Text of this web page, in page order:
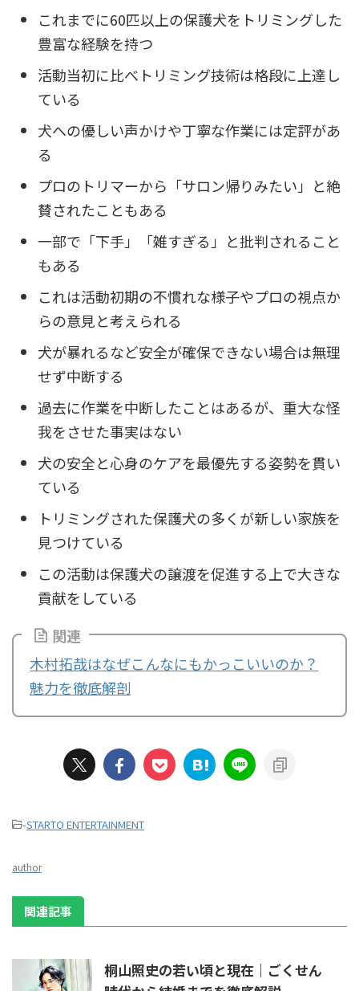
これまでに60匹以上の保護犬をトリミングした
豊富な経験を持つ
活動当初に比べトリミング技術は格段に上達し
ている
犬への優しい声かけや丁寧な作業には定評があ
る
プロのトリマーから「サロン帰りみたい」と絶
賛されたこともある
一部で「下手」「雑すぎる」と批判されること
もある
これは活動初期の不慣れな様子やプロの視点か
らの意見と考えられる
犬が暴れるなど安全が確保できない場合は無理
せず中断する
過去に作業を中断したことはあるが、重大な怪
我をさせた事実はない
犬の安全と心身のケアを最優先する姿勢を貫い
ている
トリミングされた保護犬の多くが新しい家族を
見つけている
この活動は保護犬の譲渡を促進する上で大きな
貢献をしている
関連
木村拓哉はなぜこんなにもかっこいいのか？
魅力を徹底解剖
-STARTO ENTERTAINMENT
author
関連記事
桐山照史の若い頃と現在｜ごくせん